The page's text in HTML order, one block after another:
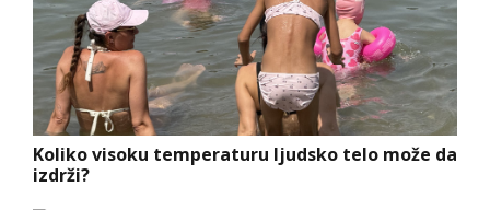
Koliko visoku temperaturu ljudsko telo može da
izdrži?